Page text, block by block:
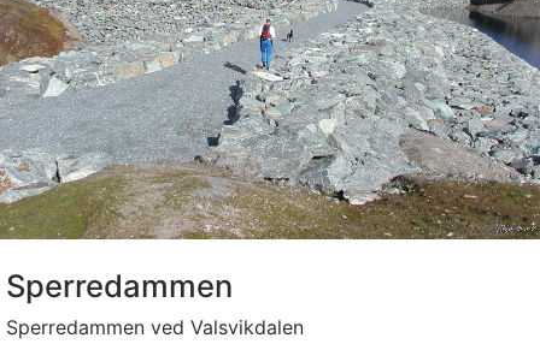
Sperredammen
Sperredammen ved Valsvikdalen